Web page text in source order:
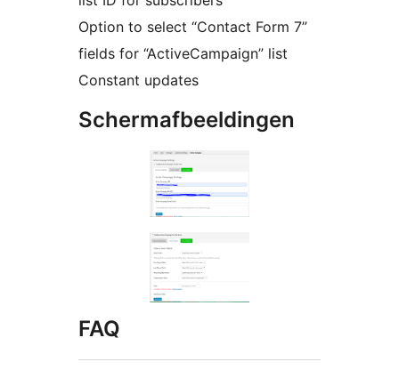
Option to select “Contact Form 7”
fields for “ActiveCampaign” list
Constant updates
Schermafbeeldingen
FAQ